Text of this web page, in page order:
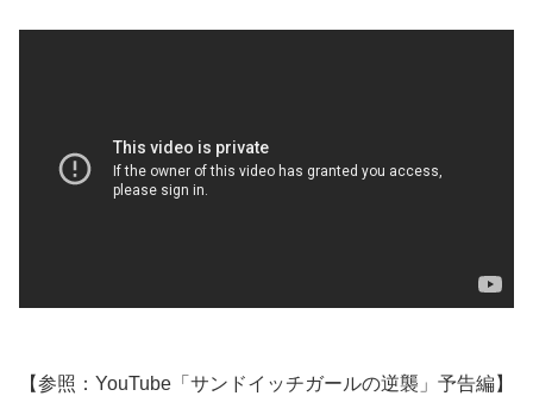
【参照：YouTube「サンドイッチガールの逆襲」予告編】